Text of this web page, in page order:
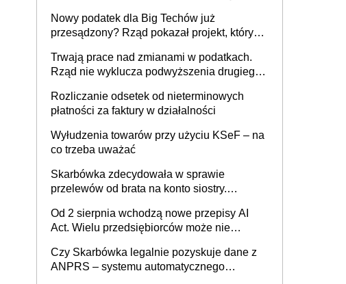
Nowy podatek dla Big Techów już
przesądzony? Rząd pokazał projekt, który
Trwają prace nad zmianami w podatkach.
Rząd nie wyklucza podwyższenia drugiego
Rozliczanie odsetek od nieterminowych
płatności za faktury w działalności
Wyłudzenia towarów przy użyciu KSeF – na
co trzeba uważać
Skarbówka zdecydowała w sprawie
przelewów od brata na konto siostry.
darowizna, ale podatku jednak nie będzie
Od 2 sierpnia wchodzą nowe przepisy AI
Act. Wielu przedsiębiorców może nie
Czy Skarbówka legalnie pozyskuje dane z
ANPRS – systemu automatycznego